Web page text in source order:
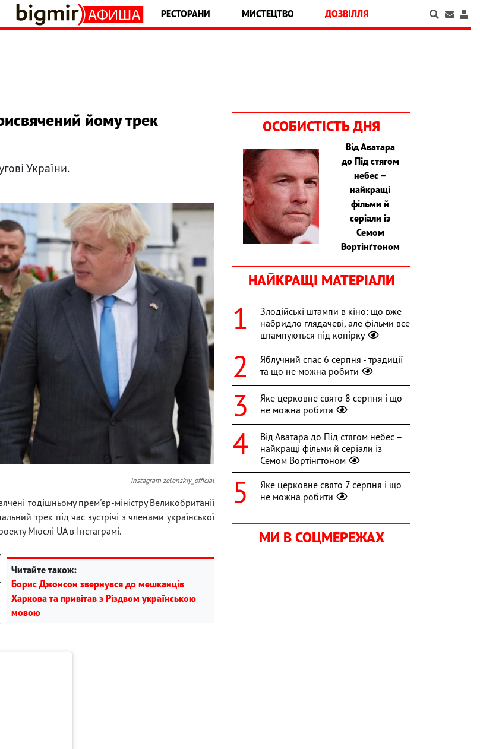
РЕСТОРАНИ МИСТЕЦТВО ДОЗВІЛЛЯ
йому трек
України.
instagram zelenskiy_official
тодішньому прем'єр-міністру Великобританії
трек під час зустрічі з членами української
Мюслі UA в Інстаграмі.
Читайте також:
Борис Джонсон звернувся до мешканців
Харкова та привітав з Різдвом українською
мовою
ОСОБИСТІСТЬ ДНЯ
Від Аватара
до Під стягом
небес –
найкращі
фільми й
серіали із
Семом
Вортінґтоном
НАЙКРАЩІ МАТЕРІАЛИ
Злодійські штампи в кіно: що вже
набридло глядачеві, але фільми все
штампуються під копірку
Яблучний спас 6 серпня - традиції
та що не можна робити
Яке церковне свято 8 серпня і що
не можна робити
Від Аватара до Під стягом небес –
найкращі фільми й серіали із
Семом Вортінґтоном
Яке церковне свято 7 серпня і що
не можна робити
МИ В СОЦМЕРЕЖАХ